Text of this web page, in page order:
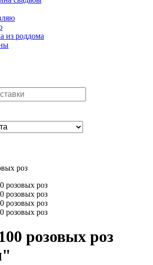
из роддома
розовых роз